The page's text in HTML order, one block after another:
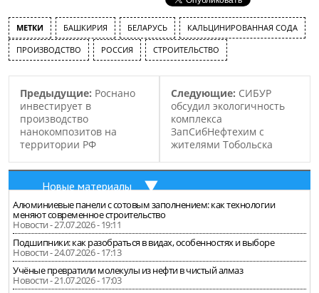
Подписание соглашения
между сторонами, должно
состоятся 22 мая.
Известно, что в рамках
развития производства
на НПЗ, планируется
строительство нового
производства, которое
будет…
МЕТКИ БАШКИРИЯ БЕЛАРУСЬ КАЛЬЦИНИРОВАННАЯ СОДА
ПРОИЗВОДСТВО РОССИЯ СТРОИТЕЛЬСТВО
Предыдущие: Роснано
инвестирует в
производство
нанокомпозитов на
территории РФ
Следующие: СИБУР
обсудил экологичность
комплекса
ЗапСибНефтехим с
жителями Тобольска
Новые материалы
Алюминиевые панели с сотовым заполнением: как технологии
меняют современное строительство
Новости - 27.07.2026 - 19:11
Подшипники: как разобраться в видах, особенностях и выборе
Новости - 24.07.2026 - 17:13
Учёные превратили молекулы из нефти в чистый алмаз
Новости - 21.07.2026 - 17:03